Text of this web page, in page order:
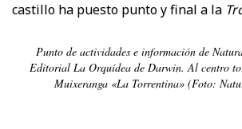
castillo ha puesto punto y final a la
Punto de actividades e información de
Editorial La Orquídea de Darwin. Al centro
Muixeranga «La Torrentina» (Foto: